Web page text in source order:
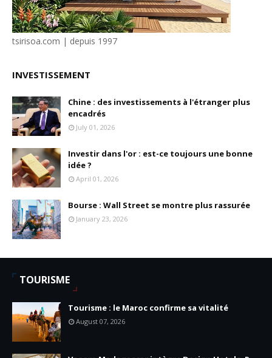
tsirisoa.com | depuis 1997
INVESTISSEMENT
Chine : des investissements à l'étranger plus
encadrés
July 01, 2026
Investir dans l'or : est-ce toujours une bonne
idée ?
April 01, 2026
Bourse : Wall Street se montre plus rassurée
January 23, 2026
TOURISME
Tourisme : le Maroc confirme sa vitalité
August 07, 2026